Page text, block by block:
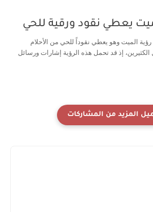
نقود ورقية للحي
يعطي نقوداً للحي من الأحلام
تحمل هذه الرؤية إشارات ورسائل